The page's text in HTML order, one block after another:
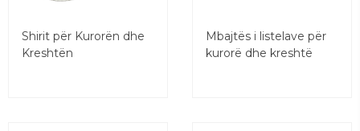
Shirit për Kurorën dhe
Kreshtën
Mbajtës i listelave për
kurorë dhe kreshtë